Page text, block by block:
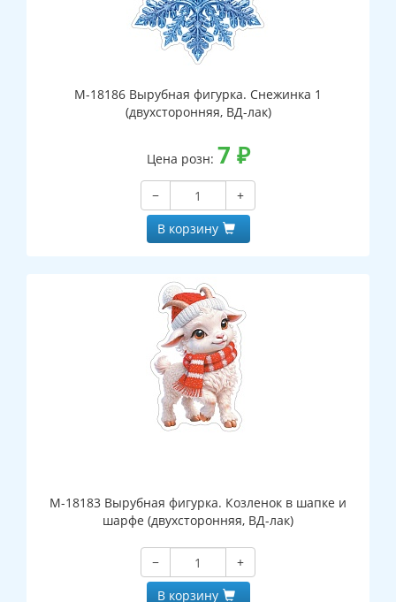
М-18186 Вырубная фигурка. Снежинка 1
(двухсторонняя, ВД-лак)
Цена розн: 7 ₽
−
+
В корзину
М-18183 Вырубная фигурка. Козленок в шапке и
шарфе (двухсторонняя, ВД-лак)
−
+
В корзину